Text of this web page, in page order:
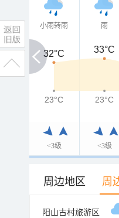
小雨转雨
<3级
雨
<3级
32°C
32°C
33°C
23°C
23°C 23°C
周边地区 周
阳山古村旅游区